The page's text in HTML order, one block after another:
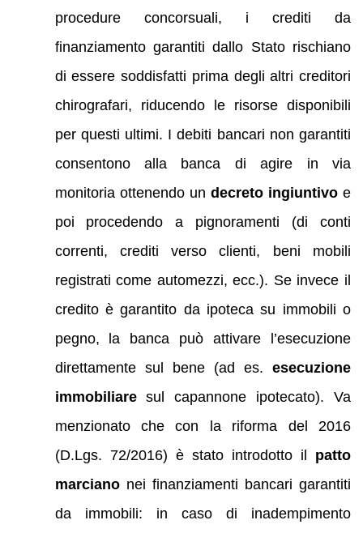
procedure concorsuali, i crediti da
finanziamento garantiti dallo Stato rischiano
di essere soddisfatti prima degli altri creditori
chirografari, riducendo le risorse disponibili
per questi ultimi. I debiti bancari non garantiti
consentono alla banca di agire in via
monitoria ottenendo un decreto ingiuntivoe
poi procedendo a pignoramenti (di conti
correnti, crediti verso clienti, beni mobili
registrati come automezzi, ecc.). Se invece il
credito è garantito da ipoteca su immobili o
pegno, la banca può attivare l’esecuzione
direttamente sul bene (ad es. esecuzione
immobiliaresul capannone ipotecato). Va
menzionato che con la riforma del 2016
(D.Lgs. 72/2016) è stato introdotto il patto
marcianonei finanziamenti bancari garantiti
da immobili: in caso di inadempimento